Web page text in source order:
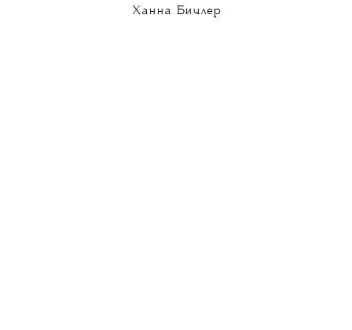
Ханна Бичлер